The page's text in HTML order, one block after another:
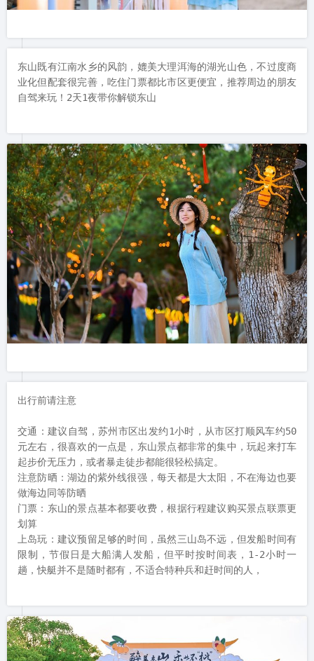
东山既有江南水乡的风韵，媲美大理洱海的湖光山色，不过度商
业化但配套很完善，吃住门票都比市区更便宜，推荐周边的朋友
自驾来玩！2天1夜带你解锁东山
出行前请注意
交通：建议自驾，苏州市区出发约1小时，从市区打顺风车约50
元左右，很喜欢的一点是，东山景点都非常的集中，玩起来打车
起步价无压力，或者暴走徒步都能很轻松搞定。
注意防晒：湖边的紫外线很强，每天都是大太阳，不在海边也要
做海边同等防晒
门票：东山的景点基本都要收费，根据行程建议购买景点联票更
划算
上岛玩：建议预留足够的时间，虽然三山岛不远，但发船时间有
限制，节假日是大船满人发船，但平时按时间表，1-2小时一
趟，快艇并不是随时都有，不适合特种兵和赶时间的人，